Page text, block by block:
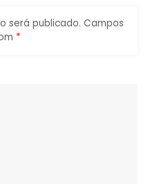
será publicado. Campos
*